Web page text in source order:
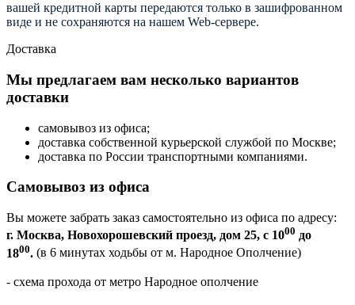
вашей кредитной карты передаются только в зашифрованном
виде и не сохраняются на нашем Web-сервере.
Доставка
Мы предлагаем вам несколько вариантов
доставки
самовывоз из офиса;
доставка собственной курьерской службой по Москве;
доставка по России транспортными компаниями.
Самовывоз из офиса
Вы можете забрать заказ самостоятельно из офиса по адресу:
г. Москва, Новохорошевский проезд, дом 25, с 1000 до
1800. (в 6 минутах ходьбы от м. Народное Ополчение)
- схема прохода от метро Народное ополчение